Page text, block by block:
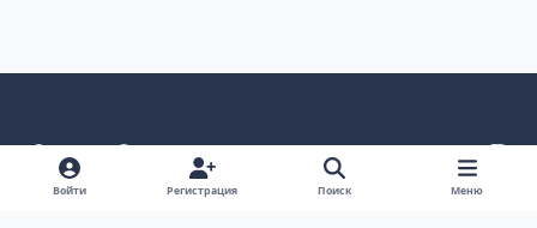
Светлый режим
Темный режим
Как в системе
v
k
Политика конфиденциальности
Войти Регистрация Поиск Меню